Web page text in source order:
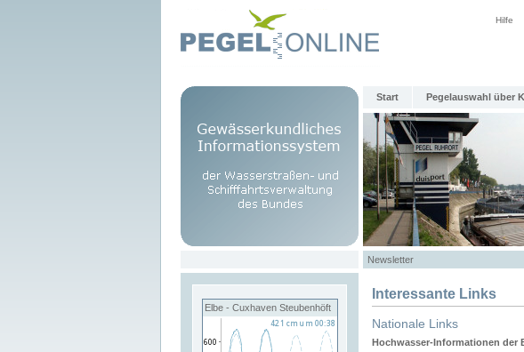
Hilfe
Start Pegelauswahl über
Newsletter
Elbe - Cuxhaven Steubenhöft
Interessante Links
Nationale Links
Hochwasser-Informationen der